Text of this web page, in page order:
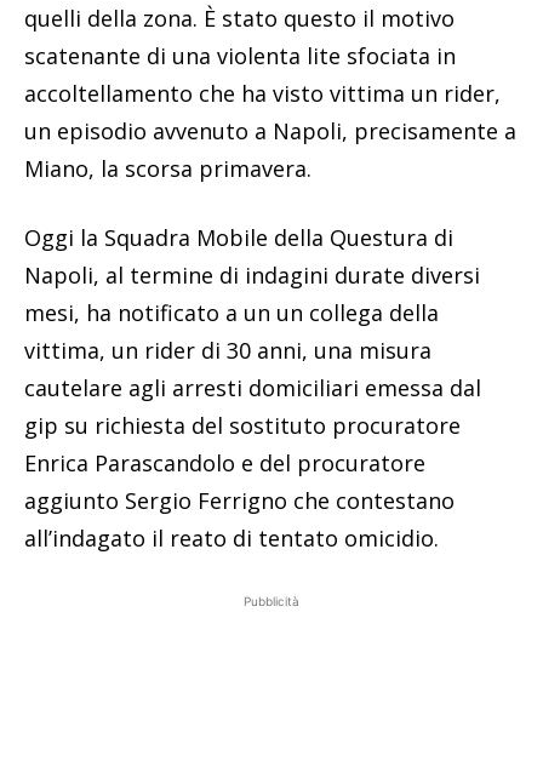
quelli della zona. È stato questo il motivo
scatenante di una violenta lite sfociata in
accoltellamento che ha visto vittima un rider,
un episodio avvenuto a Napoli, precisamente a
Miano, la scorsa primavera.
Oggi la Squadra Mobile della Questura di
Napoli, al termine di indagini durate diversi
mesi, ha notificato a un un collega della
vittima, un rider di 30 anni, una misura
cautelare agli arresti domiciliari emessa dal
gip su richiesta del sostituto procuratore
Enrica Parascandolo e del procuratore
aggiunto Sergio Ferrigno che contestano
all’indagato il reato di tentato omicidio.
Pubblicità